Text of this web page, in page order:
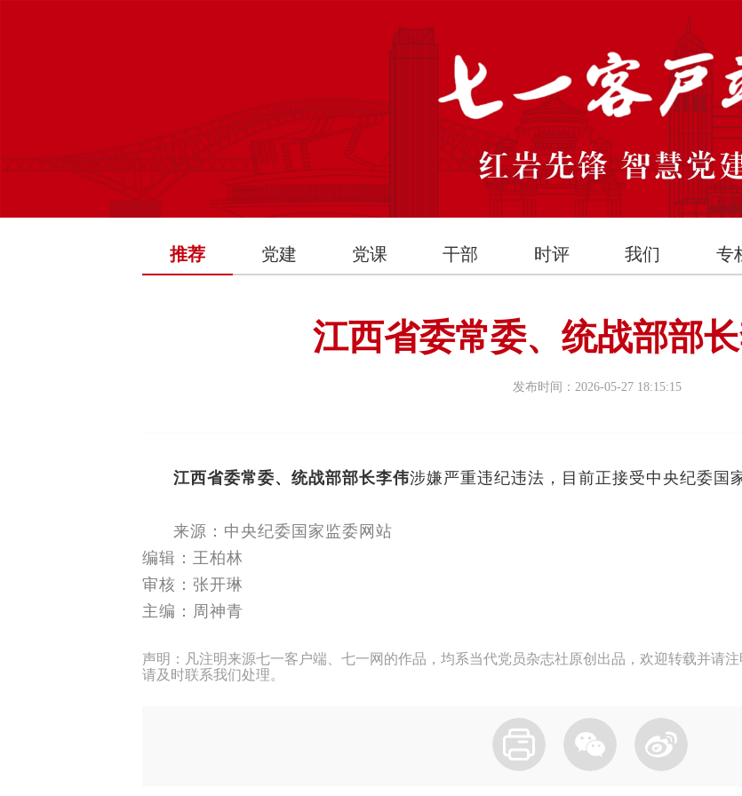
推荐 党建 党课 干部 时评 我们 专
江西省委常委、统战部部
发布时间：2026-05-27 18:15:15
江西省委常委、统战部部长李伟涉嫌严重违纪违法，目前正接受中央纪委国
来源：中央纪委国家监委网站
编辑：王柏林
审核：张开琳
主编：周神青
声明：凡注明来源七一客户端、七一网的作品，均系当代党员杂志社原创出品，欢迎转载并请
请及时联系我们处理。